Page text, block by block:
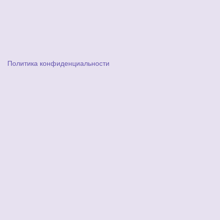
Политика конфиденциальности